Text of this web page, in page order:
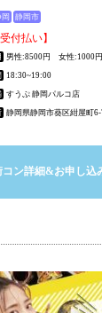
静岡市
付払い】
男性:8500円 女性:1000円
18:30~19:00
すうぷ 静岡パルコ店
静岡県静岡市葵区紺屋町
コン詳細&お申し込